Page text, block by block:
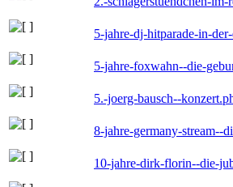
5-jahre-dj-hitparade-in-
5-jahre-foxwahn--die-
5.-joerg-bausch--
8-jahre-germany-stream--
10-jahre-dirk-florin--die-